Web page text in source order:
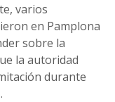
varios
en Pamplona
sobre la
la autoridad
durante